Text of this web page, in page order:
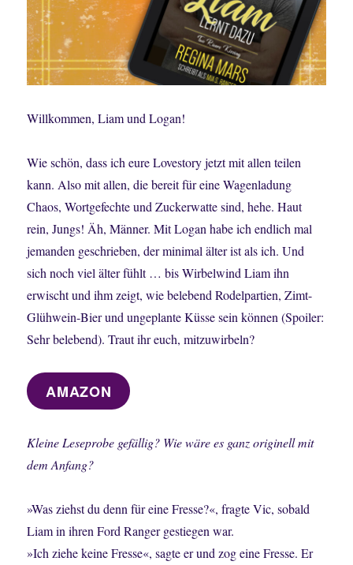
Willkommen, Liam und Logan!
Wie schön, dass ich eure Lovestory jetzt mit allen teilen
kann. Also mit allen, die bereit für eine Wagenladung
Chaos, Wortgefechte und Zuckerwatte sind, hehe. Haut
rein, Jungs! Äh, Männer. Mit Logan habe ich endlich mal
jemanden geschrieben, der minimal älter ist als ich. Und
sich noch viel älter fühlt … bis Wirbelwind Liam ihn
erwischt und ihm zeigt, wie belebend Rodelpartien, Zimt-
Glühwein-Bier und ungeplante Küsse sein können (Spoiler:
Sehr belebend). Traut ihr euch, mitzuwirbeln?
AMAZON
Kleine Leseprobe gefällig? Wie wäre es ganz originell mit
dem Anfang?
»Was ziehst du denn für eine Fresse?«, fragte Vic, sobald
Liam in ihren Ford Ranger gestiegen war.
»Ich ziehe keine Fresse«, sagte er und zog eine Fresse. Er